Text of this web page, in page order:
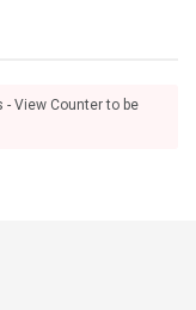
- View Counter to be